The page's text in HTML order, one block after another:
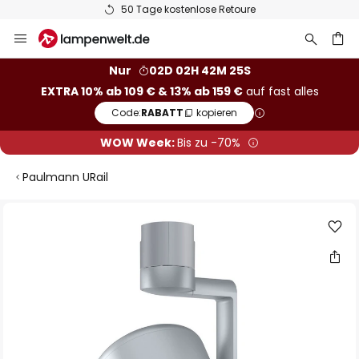
50 Tage kostenlose Retoure
Inhalt
Nur
02D 02H 42M 25S
EXTRA 10% ab 109 € & 13% ab 159 €auf fast alles
Code:RABATT kopieren
WOW Week:Bis zu -70%
Paulmann URail